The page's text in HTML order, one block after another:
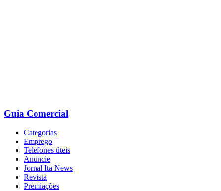
Guia Comercial
Categorias
Emprego
Telefones úteis
Anuncie
Jornal Ita News
Revista
Premiações